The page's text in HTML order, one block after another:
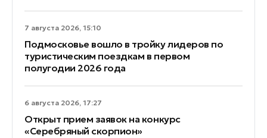
7 августа 2026, 15:10
Подмосковье вошло в тройку лидеров по
туристическим поездкам в первом
полугодии 2026 года
6 августа 2026, 17:27
Открыт прием заявок на конкурс
«Серебряный скорпион»